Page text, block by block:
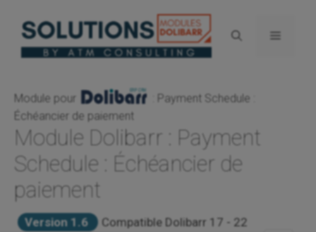
contenu
Module pour
: Payment Schedule :
Échéancier de paiement
Module Dolibarr : Payment
Schedule : Échéancier de
paiement
Version 1.6
Compatible Dolibarr 17 - 22